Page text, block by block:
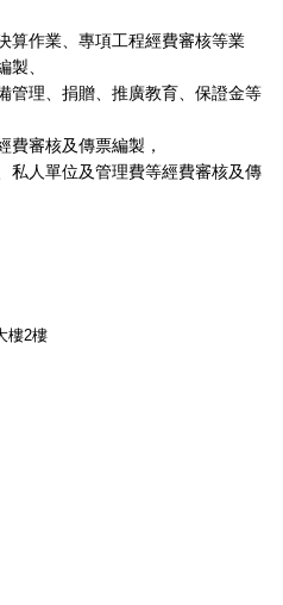
算作業、專項工程經費審核等業
製、
管理、捐贈、推廣教育、保證金等
費審核及傳票編製，
私人單位及管理費等經費審核及傳
樓2樓